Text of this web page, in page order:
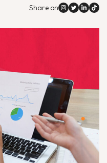
Share on